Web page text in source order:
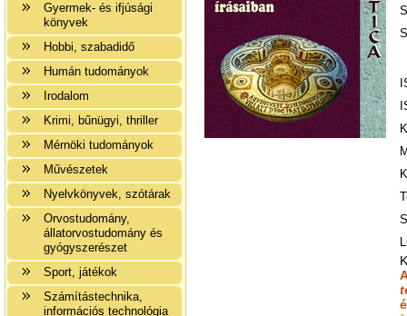
Gyermek- és ifjúsági
könyvek
Hobbi, szabadidő
Humán tudományok
Irodalom
Krimi, bűnügyi, thriller
Mérnöki tudományok
Művészetek
Nyelvkönyvek, szótárak
Orvostudomány,
állatorvostudomány és
gyógyszerészet
Sport, játékok
Számítástechnika,
információs technológia